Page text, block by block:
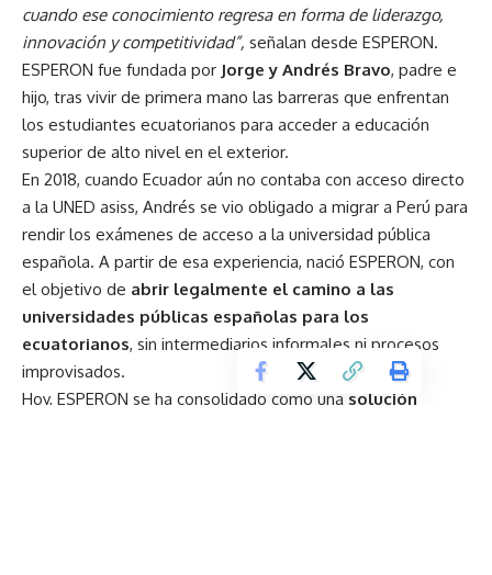
cuando ese conocimiento regresa en forma de liderazgo,
innovación y competitividad”, señalan desde ESPERON.
ESPERON fue fundada por Jorge y Andrés Bravo, padre e
hijo, tras vivir de primera mano las barreras que enfrentan
los estudiantes ecuatorianos para acceder a educación
superior de alto nivel en el exterior.
En 2018, cuando Ecuador aún no contaba con acceso directo
a la UNED asiss, Andrés se vio obligado a migrar a Perú para
rendir los exámenes de acceso a la universidad pública
española. A partir de esa experiencia, nació ESPERON, con
el objetivo de abrir legalmente el camino a las
universidades públicas españolas para los
ecuatorianos, sin intermediarios informales ni procesos
improvisados.
Hoy, ESPERON se ha consolidado como una solución